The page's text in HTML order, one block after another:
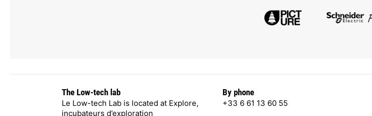
The Low-tech lab
Le Low-tech Lab is located at Explore,
incubateurs d’exploration
By phone
+33 6 61 13 60 55